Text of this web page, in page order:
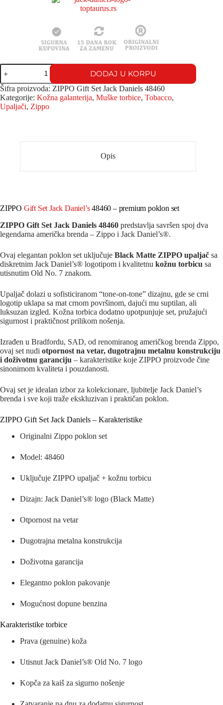
DODAJ U KORPU
Šifra proizvoda: ZIPPO Gift Set Jack Daniels 48460
Kategorije: Kožna galanterija, Muške torbice, Tobacco,
Upaljači, Zippo
Opis
ZIPPO Gift Set Jack Daniel’s48460 – premium poklon set
ZIPPO Gift Set Jack Daniels 48460 predstavlja savršen spoj dva
legendarna američka brenda – Zippo i Jack Daniel’s®.
Ovaj elegantan poklon set uključuje Black Matte ZIPPO upaljač sa
diskretnim Jack Daniel’s® logotipom i kvalitetnu kožnu torbicu sa
utisnutim Old No. 7 znakom.
Upaljač dolazi u sofisticiranom “tone-on-tone” dizajnu, gde se crni
logotip uklapa sa mat crnom površinom, dajući mu suptilan, ali
luksuzan izgled. Kožna torbica dodatno upotpunjuje set, pružajući
sigurnost i praktičnost prilikom nošenja.
Izrađen u Bradfordu, SAD, od renomiranog američkog brenda Zippo,
ovaj set nudi otpornost na vetar, dugotrajnu metalnu konstrukciju
i doživotnu garanciju – karakteristike koje ZIPPO proizvode čine
sinonimom kvaliteta i pouzdanosti.
Ovaj set je idealan izbor za kolekcionare, ljubitelje Jack Daniel’s
brenda i sve koji traže ekskluzivan i praktičan poklon.
ZIPPO Gift Set Jack Daniels – Karakteristike
Originalni Zippo poklon set
Model: 48460
Uključuje ZIPPO upaljač + kožnu torbicu
Dizajn: Jack Daniel’s® logo (Black Matte)
Otpornost na vetar
Dugotrajna metalna konstrukcija
Doživotna garancija
Elegantno poklon pakovanje
Mogućnost dopune benzina
Karakteristike torbice
Prava (genuine) koža
Utisnut Jack Daniel’s® Old No. 7 logo
Kopča za kaiš za sigurno nošenje